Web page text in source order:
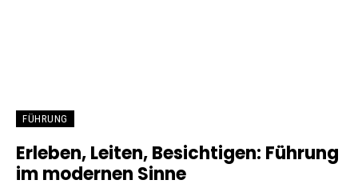
FÜHRUNG
Erleben, Leiten, Besichtigen: Führung
im modernen Sinne